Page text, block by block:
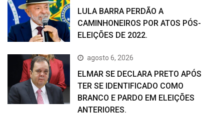
LULA BARRA PERDÃO A
CAMINHONEIROS POR ATOS PÓS-
ELEIÇÕES DE 2022.
agosto 6, 2026
ELMAR SE DECLARA PRETO APÓS
TER SE IDENTIFICADO COMO
BRANCO E PARDO EM ELEIÇÕES
ANTERIORES.